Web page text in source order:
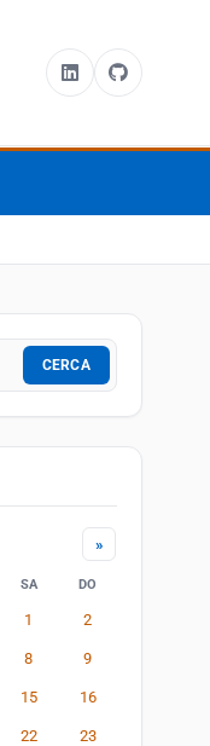
CERCA
»
SA DO
1 2
8 9
15 16
22 23